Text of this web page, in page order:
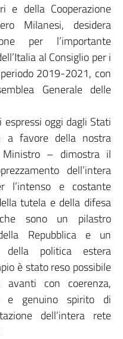
e della Cooperazione
Milanesi, desidera
per l’importante
al Consiglio per i
2019-2021, con
Generale delle
espressi oggi dagli Stati
a favore della nostra
– dimostra il
dell’intera
l’intenso e costante
tutela e della difesa
sono un pilastro
Repubblica e un
della politica estera
è stato reso possibile
avanti con coerenza,
e genuino spirito di
dell’intera rete